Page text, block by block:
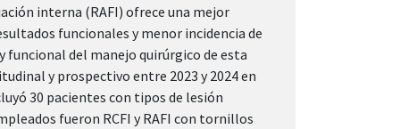
interna (RAFI) ofrece una mejor
funcionales y menor incidencia de
del manejo quirúrgico de esta
y prospectivo entre 2023 y 2024 en
30 pacientes con tipos de lesión
fueron RCFI y RAFI con tornillos